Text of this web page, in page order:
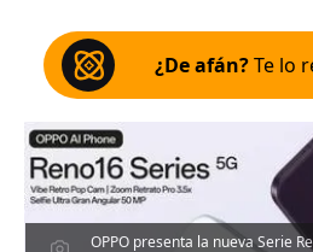
¿De afán?Te lo
OPPO presenta la nueva Serie